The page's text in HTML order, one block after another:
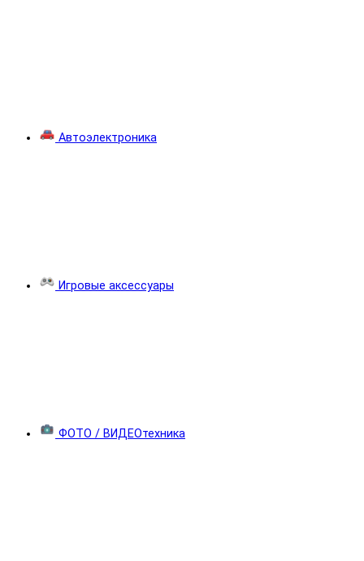
Автоэлектроника
Игровые аксессуары
ФОТО / ВИДЕОтехника